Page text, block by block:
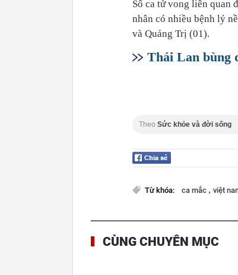
Số ca tử vong liên quan
nhân có nhiều bệnh lý
và Quảng Trị (01).
Thái Lan bùng
Theo Sức khỏe và đời sống
Từ khóa: ca mắc , việt
CÙNG CHUYÊN MỤC